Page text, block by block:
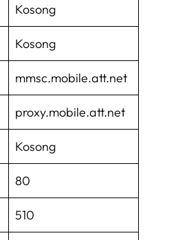
Kosong
Kosong
mmsc.mobile.att.net
proxy.mobile.att.net
Kosong
80
510